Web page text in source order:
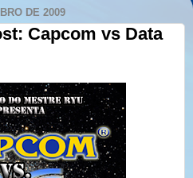
DE 2009
Capcom vs Data